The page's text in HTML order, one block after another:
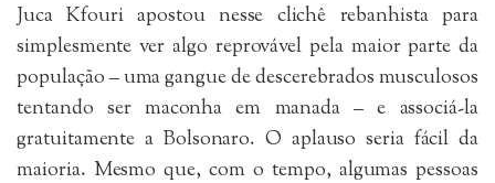
Juca Kfouri apostou nesse clichê rebanhista para
simplesmente ver algo reprovável pela maior parte da
população – uma gangue de descerebrados musculosos
tentando ser maconha em manada – e associá-la
gratuitamente a Bolsonaro. O aplauso seria fácil da
maioria. Mesmo que, com o tempo, algumas pessoas